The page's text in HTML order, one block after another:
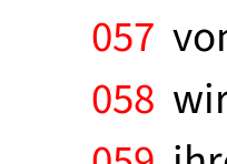
057
058